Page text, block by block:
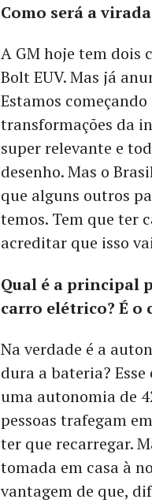
Como será a
A GM hoje tem dois
Bolt EUV. Mas já
Estamos
transformações da
super relevante e
desenho. Mas o
que alguns outros
temos. Tem que ter
acreditar que isso
Qual é a principal
carro elétrico? É o
Na verdade é a
dura a bateria?
uma autonomia de
pessoas trafegam
ter que recarregar.
tomada em casa à
vantagem de que,